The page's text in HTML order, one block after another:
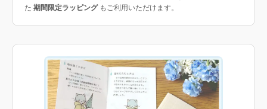
た 期間限定ラッピングもご利用いただけます。